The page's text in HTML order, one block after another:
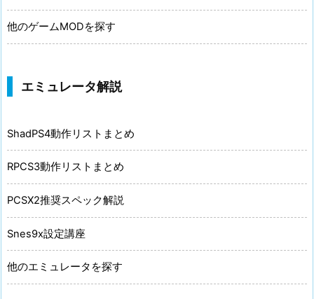
他のゲームMODを探す
エミュレータ解説
ShadPS4動作リストまとめ
RPCS3動作リストまとめ
PCSX2推奨スペック解説
Snes9x設定講座
他のエミュレータを探す